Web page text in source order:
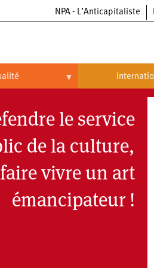
NPA - L’Anticapitaliste
Brésil
Chine
États-
Continents
le service
de la culture,
faire vivre un art
émancipateur !